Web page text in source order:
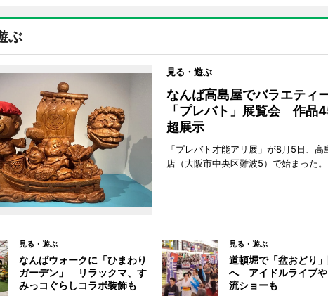
ぶ
見る・遊ぶ
なんば高島屋でバラエティ
「プレバト」展覧会 作品
超展示
「プレバト才能アリ展」が8月5日、高
店（大阪市中央区難波5）で始まった。
見る・遊ぶ
なんばウォークに「ひまわり
ガーデン」 リラックマ、す
みっコぐらしコラボ装飾も
見る・遊ぶ
道頓堀で「盆おどり
へ アイドルライブ
流ショーも